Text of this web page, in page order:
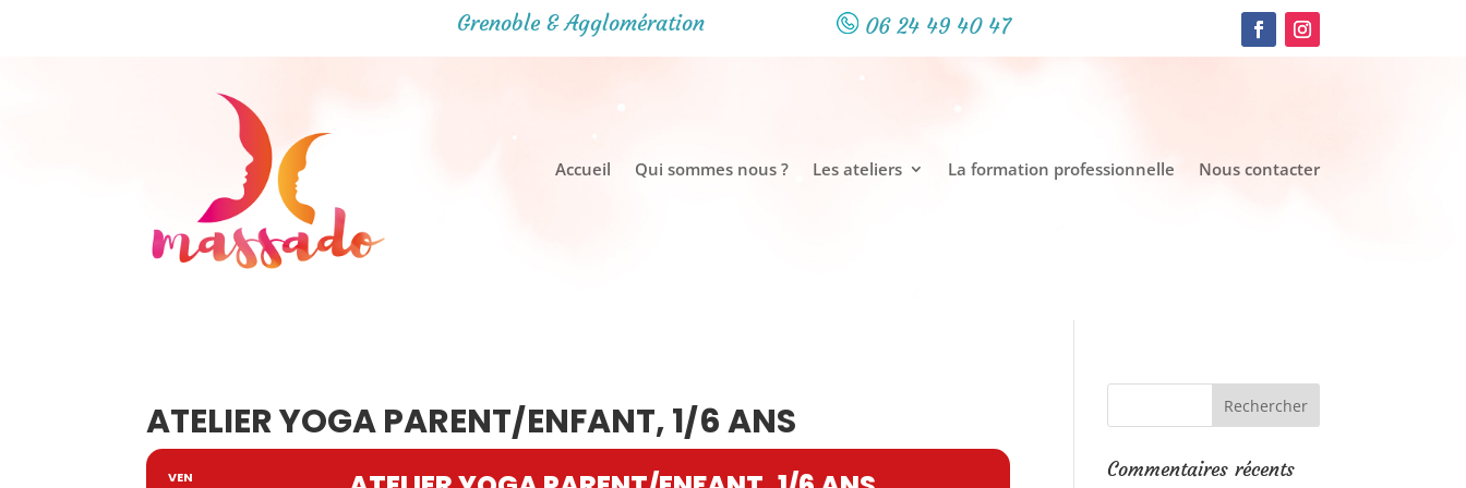
Grenoble & Agglomération 06 24 49 40 47
Accueil Qui sommes nous ? Les ateliers La formation professionnelle Nous contacter
ATELIER YOGA PARENT/ENFANT, 1/6 ANS
VEN Commentaires récents